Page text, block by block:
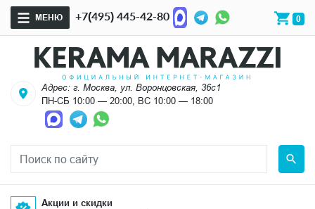
МЕНЮ +7(495) 445-42-80 0
Адрес: г. Москва, ул. Воронцовская, 36с1
ПН-СБ 10:00 — 20:00, ВС 10:00 — 18:00
Акции и скидки